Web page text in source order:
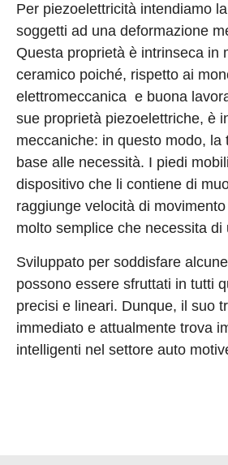
Per piezoelettricità intendiamo
soggetti ad una deformazione
Questa proprietà è intrinseca in
ceramico poiché, rispetto ai
elettromeccanica e buona
sue proprietà piezoelettriche, è
meccaniche: in questo modo, la
base alle necessità. I piedi
dispositivo che li contiene di
raggiunge velocità di
molto semplice che necessita di
Sviluppato per soddisfare
possono essere sfruttati in tutti
precisi e lineari. Dunque, il suo
immediato e attualmente trova
intelligenti nel settore auto